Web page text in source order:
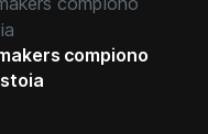
compiono